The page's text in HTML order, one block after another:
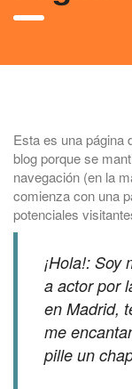
Esta es una página
blog porque se
navegación (en la
comienza con una
potenciales
¡Hola!: Soy
a actor por
en Madrid,
me
pille un